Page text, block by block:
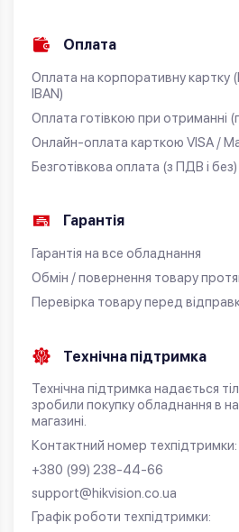
Оплата
Оплата на корпоративну картку
IBAN)
Оплата готівкою при отриманні
Онлайн-оплата карткою VISA /
Безготівкова оплата (з ПДВ і без)
Гарантія
Гарантія на все обладнання
Обмін / повернення товару
Перевірка товару перед
Технічна підтримка
Технічна підтримка надається
зробили покупку обладнання в
магазині.
Контактний номер техпідтримки:
+380 (99) 238-44-66
support@hikvision.co.ua
Графік роботи техпідтримки: